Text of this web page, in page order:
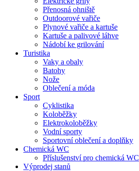
Přenosná ohniště
Outdoorové vařiče
Plynové vařiče a kartuše
Kartuše a palivové láhve
Nádobí ke grilování
Turistika
Vaky a obaly
Batohy
Nože
Oblečení a móda
Sport
Cyklistika
Koloběžky
Elektrokoloběžky
Vodní sporty
Sportovní oblečení a doplňky
Chemická WC
Příslušenství pro chemická WC
Výprodej stanů